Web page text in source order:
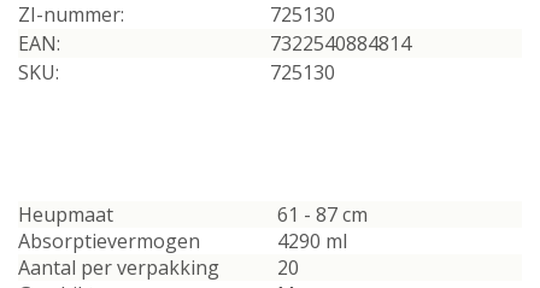
ZI-nummer:
725130
EAN:
7322540884814
SKU:
725130
Heupmaat
61 - 87 cm
Absorptievermogen
4290 ml
Aantal per verpakking
20